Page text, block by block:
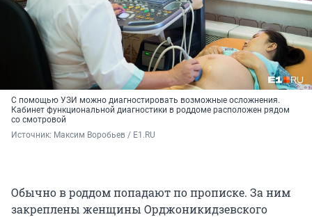
С помощью УЗИ можно диагностировать возможные осложнения.
Кабинет функциональной диагностики в роддоме расположен рядом
со смотровой
Источник: Максим Воробьев / E1.RU
Обычно в роддом попадают по прописке. За ним
закреплены женщины Орджоникидзевского